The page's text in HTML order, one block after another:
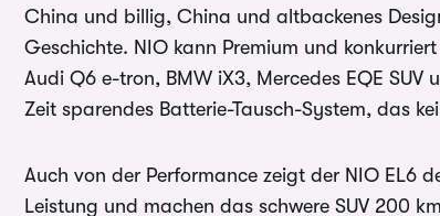
China und billig, China und altbackenes
Geschichte. NIO kann Premium und
Audi Q6 e-tron, BMW iX3, Mercedes EQE
Zeit sparendes Batterie-Tausch-System, das
Auch von der Performance zeigt der NIO EL6
Leistung und machen das schwere SUV 200